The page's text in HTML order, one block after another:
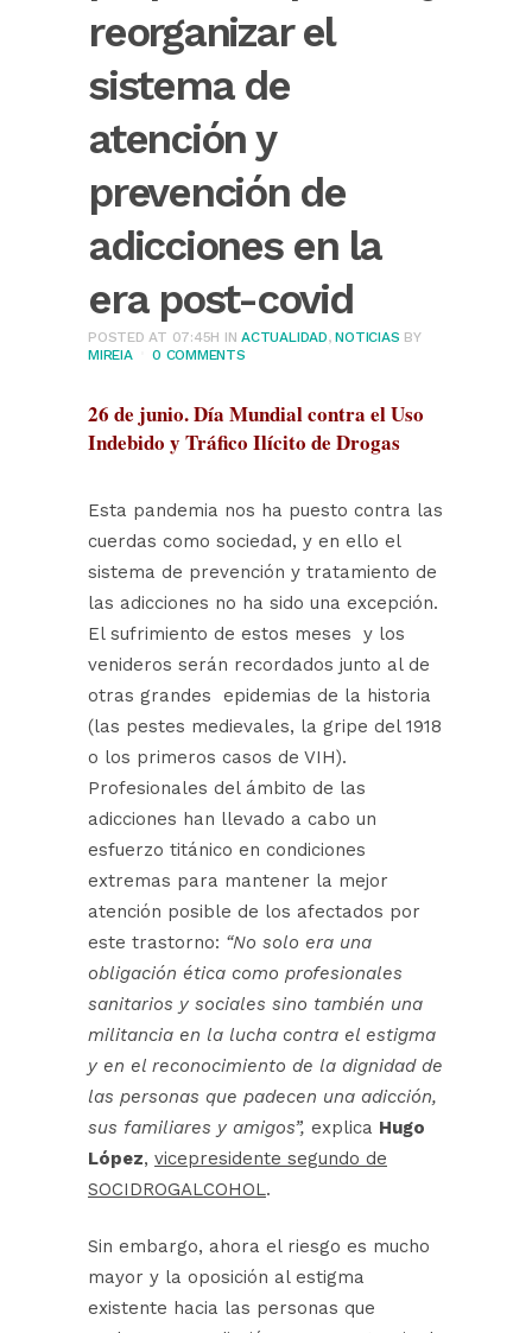
reorganizar el
sistema de
atención y
prevención de
adicciones en la
era post-covid
POSTED AT 07:45H INACTUALIDAD,NOTICIAS BY
MIREIA
0 COMMENTS
26 de junio. Día Mundial contra el Uso
Indebido y Tráfico Ilícito de Drogas
Esta pandemia nos ha puesto contra las
cuerdas como sociedad, y en ello el
sistema de prevención y tratamiento de
las adicciones no ha sido una excepción.
El sufrimiento de estos meses y los
venideros serán recordados junto al de
otras grandes epidemias de la historia
(las pestes medievales, la gripe del 1918
o los primeros casos de VIH).
Profesionales del ámbito de las
adicciones han llevado a cabo un
esfuerzo titánico en condiciones
extremas para mantener la mejor
atención posible de los afectados por
este trastorno: “No solo era una
obligación ética como profesionales
sanitarios y sociales sino también una
militancia en la lucha contra el estigma
y en el reconocimiento de la dignidad de
las personas que padecen una adicción,
sus familiares y amigos”, explica Hugo
López, vicepresidente segundo de
SOCIDROGALCOHOL.
Sin embargo, ahora el riesgo es mucho
mayor y la oposición al estigma
existente hacia las personas que